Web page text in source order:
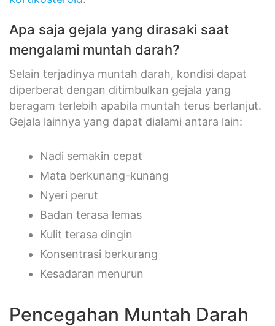
Apa saja gejala yang dirasaki saat
mengalami muntah darah?
Selain terjadinya muntah darah, kondisi dapat
diperberat dengan ditimbulkan gejala yang
beragam terlebih apabila muntah terus berlanjut.
Gejala lainnya yang dapat dialami antara lain:
Nadi semakin cepat
Mata berkunang-kunang
Nyeri perut
Badan terasa lemas
Kulit terasa dingin
Konsentrasi berkurang
Kesadaran menurun
Pencegahan Muntah Darah